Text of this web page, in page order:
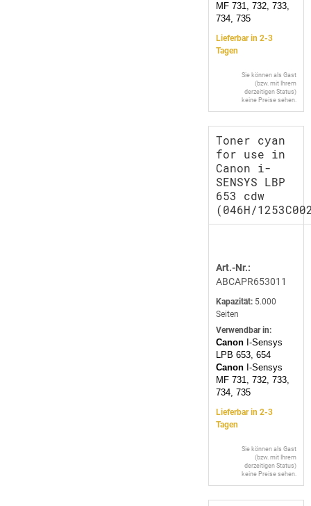
MF 731, 732, 733,
734, 735
Lieferbar in 2-3
Tagen
Sie können als Gast
(bzw. mit Ihrem
derzeitigen Status)
keine Preise sehen.
Toner cyan
for use in
Canon i-
SENSYS LBP
653 cdw
(046H/
Art.-Nr.:
ABCAPR653011
Kapazität: 5.000
Seiten
Verwendbar in:
Canon I-Sensys
LPB 653, 654
Canon I-Sensys
MF 731, 732, 733,
734, 735
Lieferbar in 2-3
Tagen
Sie können als Gast
(bzw. mit Ihrem
derzeitigen Status)
keine Preise sehen.